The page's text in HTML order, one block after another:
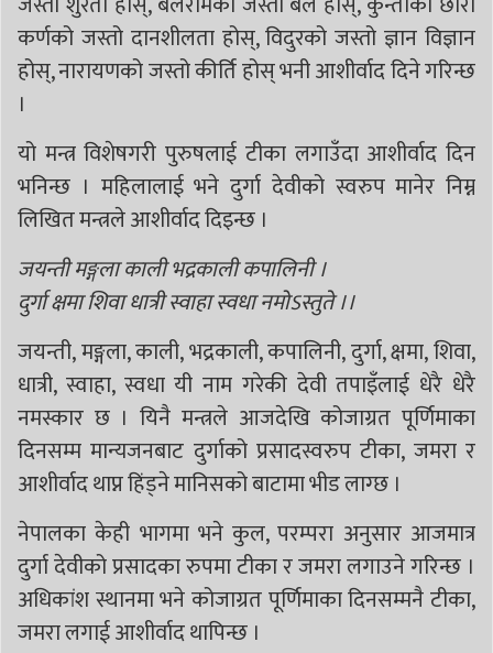
कर्णको जस्तो दानशीलता होस्, विदुरको जस्तो ज्ञान विज्ञान
होस्, नारायणको जस्तो कीर्ति होस् भनी आशीर्वाद दिने गरिन्छ
।
यो मन्त्र विशेषगरी पुरुषलाई टीका लगाउँदा आशीर्वाद दिन
भनिन्छ । महिलालाई भने दुर्गा देवीको स्वरुप मानेर निम्न
लिखित मन्त्रले आशीर्वाद दिइन्छ ।
जयन्ती मङ्गला काली भद्रकाली कपालिनी ।
दुर्गा क्षमा शिवा धात्री स्वाहा स्वधा नमोऽस्तुते ।।
जयन्ती, मङ्गला, काली, भद्रकाली, कपालिनी, दुर्गा, क्षमा, शिवा,
धात्री, स्वाहा, स्वधा यी नाम गरेकी देवी तपाइँलाई धेरै धेरै
नमस्कार छ । यिनै मन्त्रले आजदेखि कोजाग्रत पूर्णिमाका
दिनसम्म मान्यजनबाट दुर्गाको प्रसादस्वरुप टीका, जमरा र
आशीर्वाद थाप्न हिंड्ने मानिसको बाटामा भीड लाग्छ ।
नेपालका केही भागमा भने कुल, परम्परा अनुसार आजमात्र
दुर्गा देवीको प्रसादका रुपमा टीका र जमरा लगाउने गरिन्छ ।
अधिकांश स्थानमा भने कोजाग्रत पूर्णिमाका दिनसम्मनै टीका,
जमरा लगाई आशीर्वाद थापिन्छ ।